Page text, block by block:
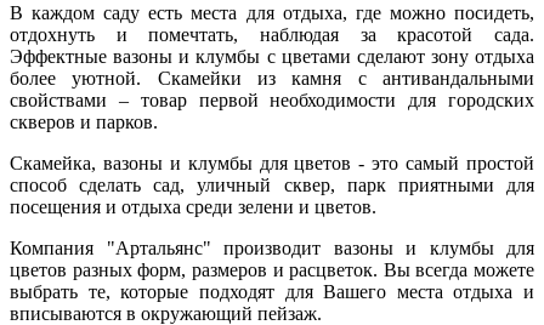
В каждом саду есть места для отдыха, где можно посидеть,
отдохнуть и помечтать, наблюдая за красотой сада.
Эффектные вазоны и клумбы с цветами сделают зону отдыха
более уютной. Скамейки из камня с антивандальными
свойствами – товар первой необходимости для городских
скверов и парков.
Скамейка, вазоны и клумбы для цветов - это самый простой
способ сделать сад, уличный сквер, парк приятными для
посещения и отдыха среди зелени и цветов.
Компания "Артальянс" производит вазоны и клумбы для
цветов разных форм, размеров и расцветок. Вы всегда можете
выбрать те, которые подходят для Вашего места отдыха и
вписываются в окружающий пейзаж.